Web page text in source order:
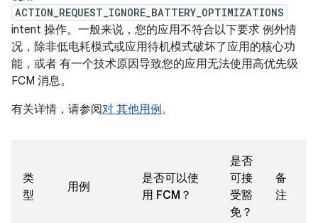
ACTION_REQUEST_IGNORE_BATTERY_OPTIMIZATIONS
intent 操作。一般来说，您的应用不符合以下要求 例外情
况，除非低电耗模式或应用待机模式破坏了应用的核心功
能，或者 有一个技术原因导致您的应用无法使用高优先级
FCM 消息。
有关详情，请参阅对 其他用例。
类
型
用例
是否可以使
用 FCM？
是否
可接
受豁
免？
备
注